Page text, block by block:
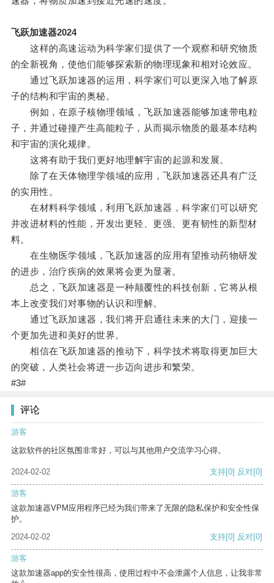
飞跃加速器2024
这样的高速运动为科学家们提供了一个观察和研究物质
的全新视角，使他们能够探索新的物理现象和相对论效应。
通过飞跃加速器的运用，科学家们可以更深入地了解原
子的结构和宇宙的奥秘。
例如，在原子核物理领域，飞跃加速器能够加速带电粒
子，并通过碰撞产生高能粒子，从而揭示物质的最基本结构
和宇宙的演化规律。
这将有助于我们更好地理解宇宙的起源和发展。
除了在天体物理学领域的应用，飞跃加速器还具有广泛
的实用性。
在材料科学领域，利用飞跃加速器，科学家们可以研究
并改进材料的性能，开发出更轻、更强、更有韧性的新型材
料。
在生物医学领域，飞跃加速器的应用有望推动药物研发
的进步，治疗疾病的效果将会更为显著。
总之，飞跃加速器是一种颠覆性的科技创新，它将从根
本上改变我们对事物的认识和理解。
通过飞跃加速器，我们将开启通往未来的大门，迎接一
个更加先进和美好的世界。
相信在飞跃加速器的推动下，科学技术将取得更加巨大
的突破，人类社会将进一步迈向进步和繁荣。
#3#
评论
游客
这款软件的社区氛围非常好，可以与其他用户交流学习心得。
2024-02-02 支持[0] 反对[0]
游客
这款加速器VPM应用程序已经为我们带来了无限的隐私保护和安全性保
护。
2024-02-02
支持[0] 反对[0]
游客
这款加速器app的安全性很高，使用过程中不会泄露个人信息，让我非常